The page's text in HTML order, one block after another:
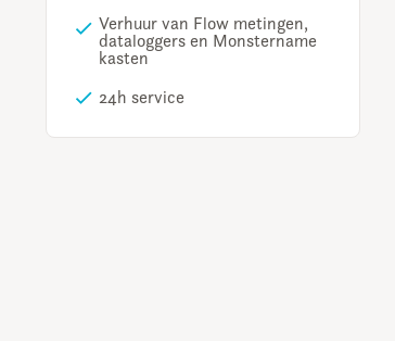
Verhuur van Flow metingen,
dataloggers en Monstername
kasten
24h service